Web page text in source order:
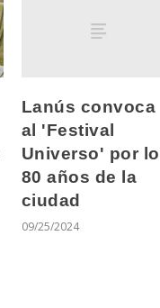
Lanús convoca
al 'Festival
Universo' por
80 años de la
ciudad
09/25/2024